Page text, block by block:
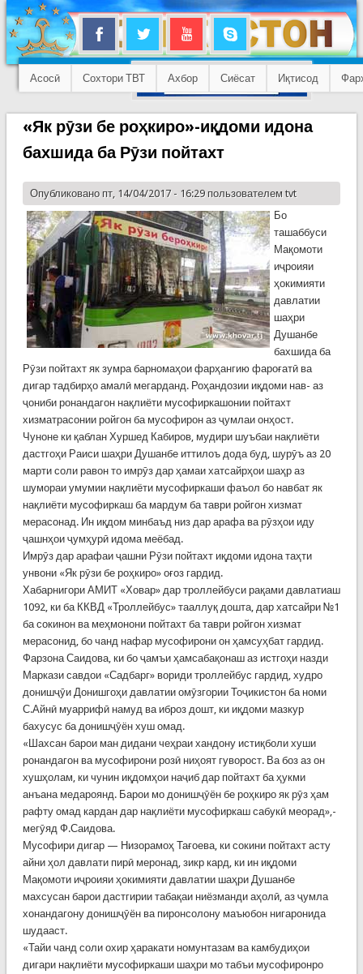
Асосӣ Сохтори ТВТ Ахбор Сиёсат Иқтисод
«Як рӯзи бе роҳкиро»-иқдоми идона
бахшида ба Рӯзи пойтахт
Опубликовано пт, 14/04/2017 - 16:29 пользователем tvt
Бо
ташаббуси
Мақомоти
иҷроияи
ҳокимияти
давлатии
шаҳри
Душанбе
бахшида ба
Рӯзи пойтахт як зумра барномаҳои фарҳангию фароғатӣ ва
дигар тадбирҳо амалӣ мегарданд. Роҳандозии иқдоми нав- аз
ҷониби ронандагон нақлиёти мусофиркашонии пойтахт
хизматрасонии ройгон ба мусофирон аз ҷумлаи онҳост.
Чуноне ки қаблан Хуршед Кабиров, мудири шуъбаи нақлиёти
дастгоҳи Раиси шаҳри Душанбе иттилоъ дода буд, шурӯъ аз 20
марти соли равон то имрӯз дар ҳамаи хатсайрҳои шаҳр аз
шумораи умумии нақлиёти мусофиркаши фаъол бо навбат як
нақлиёти мусофиркаш ба мардум ба таври ройгон хизмат
мерасонад. Ин иқдом минбаъд низ дар арафа ва рӯзҳои иду
ҷашнҳои ҷумҳурӣ идома меёбад.
Имрӯз дар арафаи ҷашни Рӯзи пойтахт иқдоми идона таҳти
унвони «Як рӯзи бе роҳкиро» оғоз гардид.
Хабарнигори АМИТ «Ховар» дар троллейбуси рақами давлатиаш
1092, ки ба ККВД «Троллейбус» тааллуқ дошта, дар хатсайри №1
ба сокинон ва меҳмонони пойтахт ба таври ройгон хизмат
мерасонид, бо чанд нафар мусофирони он ҳамсуҳбат гардид.
Фарзона Саидова, ки бо ҷамъи ҳамсабақонаш аз истгоҳи назди
Маркази савдои «Садбарг» вориди троллейбус гардид, худро
донишҷӯи Донишгоҳи давлатии омӯзгории Тоҷикистон ба номи
С.Айнӣ муаррифӣ намуд ва иброз дошт, ки иқдоми мазкур
бахусус ба донишҷӯён хуш омад.
«Шахсан барои ман дидани чеҳраи хандону истиқболи хуши
ронандагон ва мусофирони розӣ ниҳоят гуворост. Ва боз аз он
хушҳолам, ки чунин иқдомҳои наҷиб дар пойтахт ба ҳукми
анъана медароянд. Барои мо донишҷӯён бе роҳкиро як рӯз ҳам
рафту омад кардан дар нақлиёти мусофиркаш сабукӣ меорад»,-
мегӯяд Ф.Саидова.
Мусофири дигар — Низорамоҳ Тағоева, ки сокини пойтахт асту
айни ҳол давлати пирӣ меронад, зикр кард, ки ин иқдоми
Мақомоти иҷроияи ҳокимияти давлатии шаҳри Душанбе
махсусан барои дастгирии табақаи ниёзманди аҳолӣ, аз ҷумла
хонандагону донишҷӯён ва пиронсолону маъюбон нигаронида
шудааст.
«Тайи чанд соли охир ҳаракати номунтазам ва камбудиҳои
дигари нақлиёти мусофиркаши шаҳри мо табъи мусофиронро